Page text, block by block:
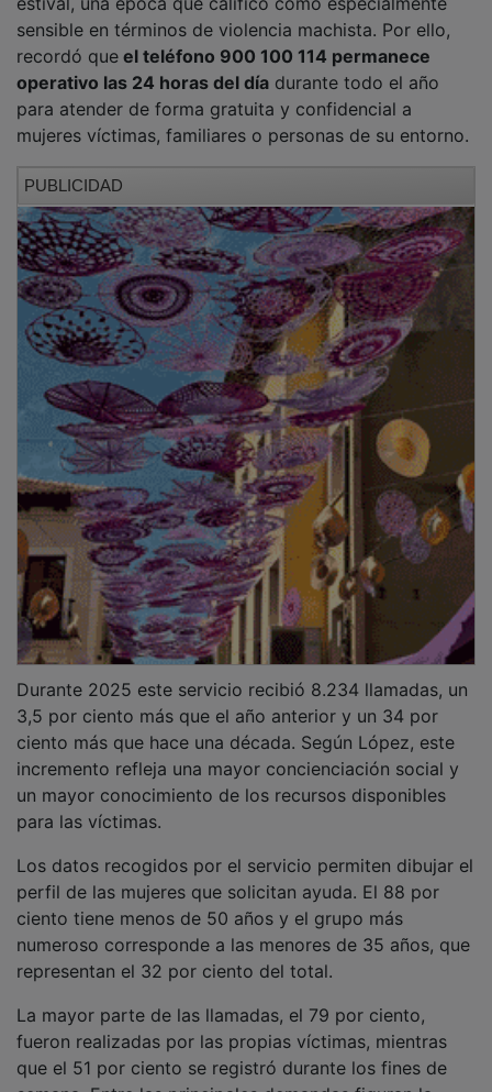
sensible en términos de violencia machista. Por ello,
recordó queel teléfono 900 100 114 permanece
operativo las 24 horas del díadurante todo el año
para atender de forma gratuita y confidencial a
mujeres víctimas, familiares o personas de su entorno.
3,5 por ciento más que el año anterior y un 34 por
ciento más que hace una década. Según López, este
incremento refleja una mayor concienciación social y
un mayor conocimiento de los recursos disponibles
para las víctimas.
perfil de las mujeres que solicitan ayuda. El 88 por
ciento tiene menos de 50 años y el grupo más
numeroso corresponde a las menores de 35 años, que
representan el 32 por ciento del total.
fueron realizadas por las propias víctimas, mientras
que el 51 por ciento se registró durante los fines de
semana. Entre las principales demandas figuran la